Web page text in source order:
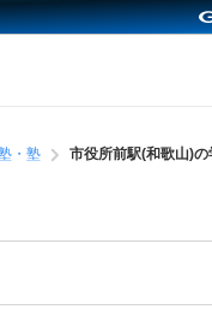
・塾 市役所前駅(和歌山)